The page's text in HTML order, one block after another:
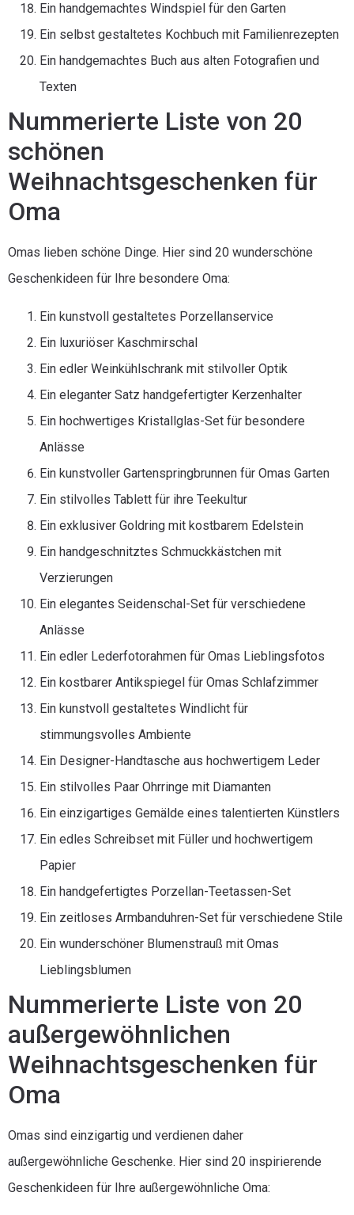
Ein handgemachtes Windspiel für den Garten
Ein selbst gestaltetes Kochbuch mit Familienrezepten
Ein handgemachtes Buch aus alten Fotografien und
Texten
Nummerierte Liste von 20
schönen
Weihnachtsgeschenken für
Oma
Omas lieben schöne Dinge. Hier sind 20 wunderschöne
Geschenkideen für Ihre besondere Oma:
Ein kunstvoll gestaltetes Porzellanservice
Ein luxuriöser Kaschmirschal
Ein edler Weinkühlschrank mit stilvoller Optik
Ein eleganter Satz handgefertigter Kerzenhalter
Ein hochwertiges Kristallglas-Set für besondere
Anlässe
Ein kunstvoller Gartenspringbrunnen für Omas Garten
Ein stilvolles Tablett für ihre Teekultur
Ein exklusiver Goldring mit kostbarem Edelstein
Ein handgeschnitztes Schmuckkästchen mit
Verzierungen
Ein elegantes Seidenschal-Set für verschiedene
Anlässe
Ein edler Lederfotorahmen für Omas Lieblingsfotos
Ein kostbarer Antikspiegel für Omas Schlafzimmer
Ein kunstvoll gestaltetes Windlicht für
stimmungsvolles Ambiente
Ein Designer-Handtasche aus hochwertigem Leder
Ein stilvolles Paar Ohrringe mit Diamanten
Ein einzigartiges Gemälde eines talentierten Künstlers
Ein edles Schreibset mit Füller und hochwertigem
Papier
Ein handgefertigtes Porzellan-Teetassen-Set
Ein zeitloses Armbanduhren-Set für verschiedene Stile
Ein wunderschöner Blumenstrauß mit Omas
Lieblingsblumen
Nummerierte Liste von 20
außergewöhnlichen
Weihnachtsgeschenken für
Oma
Omas sind einzigartig und verdienen daher
außergewöhnliche Geschenke. Hier sind 20 inspirierende
Geschenkideen für Ihre außergewöhnliche Oma: